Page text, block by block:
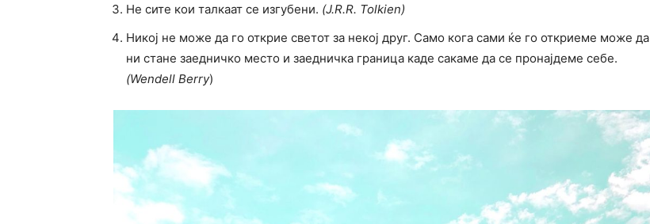
Не сите кои талкаат се изгубени. (J.R.R. Tolkien)
Никој не може да го открие светот за некој друг. Само кога сами ќе го откриеме може да
ни стане заедничко место и заедничка граница каде сакаме да се пронајдеме себе.
(Wendell Berry)